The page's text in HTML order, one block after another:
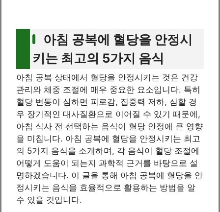
아침 공복에 혈당을 안정시
키는 최고의 5가지 음식
아침 공복 상태에서 혈당을 안정시키는 것은 건강
관리와 체중 조절에 매우 중요한 요소입니다. 특히
혈당 변동이 심하면 피로감, 집중력 저하, 심할 경
우 장기적인 대사질환으로 이어질 수 있기 때문에,
아침 식사 전 선택하는 음식이 혈당 안정에 큰 영향
을 미칩니다. 아침 공복에 혈당을 안정시키는 최고
의 5가지 음식을 소개하며, 각 음식이 혈당 조절에
어떻게 도움이 되는지 과학적 근거를 바탕으로 설
명하겠습니다. 이 글을 통해 아침 공복에 혈당을 안
정시키는 음식을 효율적으로 활용하는 방법을 알
수 있을 것입니다.